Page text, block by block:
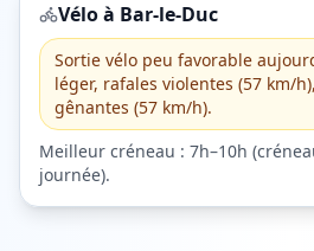
Vélo à Bar-le-Duc
Sortie vélo peu favorable
léger, rafales violentes (57 km/
gênantes (57 km/h).
Meilleur créneau : 7h–10h (
journée).